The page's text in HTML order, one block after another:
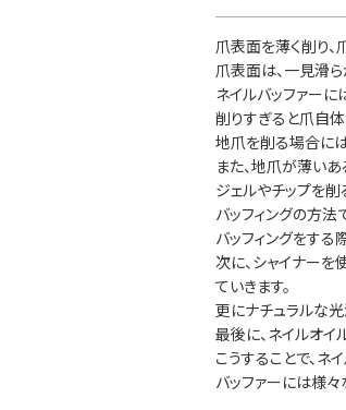
爪表面を薄く削り、
爪表面は、一見滑
ネイルバッファーに
削りすぎると爪自
地爪を削る場合に
また、地爪が薄い
ジェルやチップを
バッフィングの方
バッフィングをする
次に、シャイナーを
ていきます。
更にナチュラルな
最後に、ネイルオイ
こうすることで、ネ
バッファーには様